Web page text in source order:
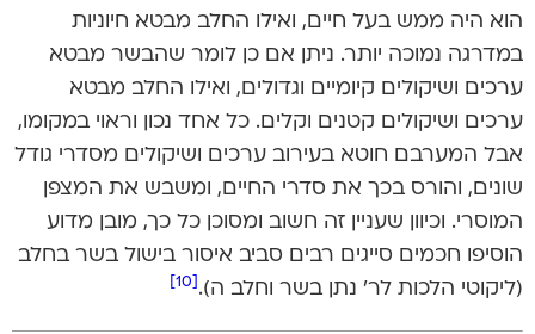
הוא היה ממש בעל חיים, ואילו החלב מבטא חיוניות
במדרגה נמוכה יותר. ניתן אם כן לומר שהבשר מבטא
ערכים ושיקולים קיומיים וגדולים, ואילו החלב מבטא
ערכים ושיקולים קטנים וקלים. כל אחד נכון וראוי במקומו,
אבל המערבם חוטא בעירוב ערכים ושיקולים מסדרי גודל
שונים, והורס בכך את סדרי החיים, ומשבש את המצפן
המוסרי. וכיוון שעניין זה חשוב ומסוכן כל כך, מובן מדוע
הוסיפו חכמים סייגים רבים סביב איסור בישול בשר בחלב
(ליקוטי הלכות לר’ נתן בשר וחלב ה).